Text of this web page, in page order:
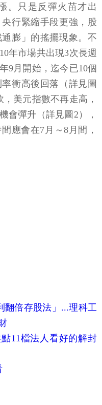
。只是反彈火苗才出
行緊縮手段更強，股
膨」的搖擺現象。不
年市場共出現3次長週
9月開始，迄今已10個
衝高後回落（詳見圖
美元指數不再走高，
會彈升（詳見圖2），
應會在7月～8月間，
翻倍存股法」...理科工
11檔法人看好的解封